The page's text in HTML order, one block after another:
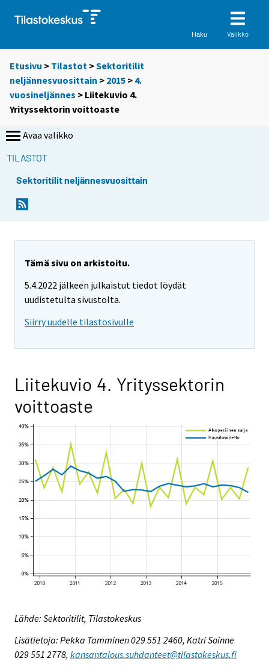
Haku Valikko
Etusivu > Tilastot >Sektoritilit
neljännesvuosittain > 2015 > 4.
vuosineljännes > Liitekuvio 4.
Yrityssektorin voittoaste
Avaa valikko
TILASTOT
Sektoritilit neljännesvuosittain
Tämä sivu on arkistoitu.
5.4.2022 jälkeen julkaistut tiedot löydät
uudistetulta sivustolta.
Siirry uudelle tilastosivulle
Liitekuvio 4. Yrityssektorin
voittoaste
Lähde: Sektoritilit, Tilastokeskus
Lisätietoja: Pekka Tamminen 029 551 2460, Katri Soinne
029 551 2778, kansantalous.suhdanteet@tilastokeskus.fi